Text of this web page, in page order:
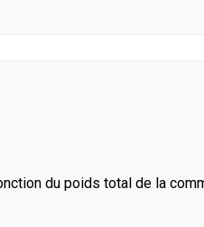
du poids total de la